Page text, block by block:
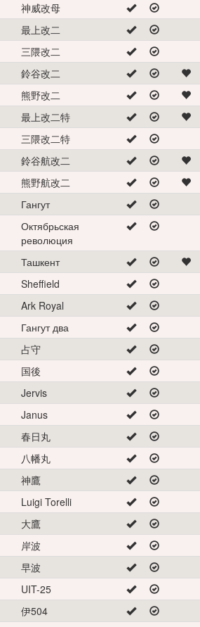
神威改母
最上改二
三隈改二
鈴谷改二
熊野改二
最上改二特
三隈改二特
鈴谷航改二
熊野航改二
Гангут
Октябрьская
революция
Ташкент
Sheffield
Ark Royal
Гангут два
占守
国後
Jervis
Janus
春日丸
八幡丸
神鷹
Luigi Torelli
大鷹
岸波
早波
UIT-25
伊504